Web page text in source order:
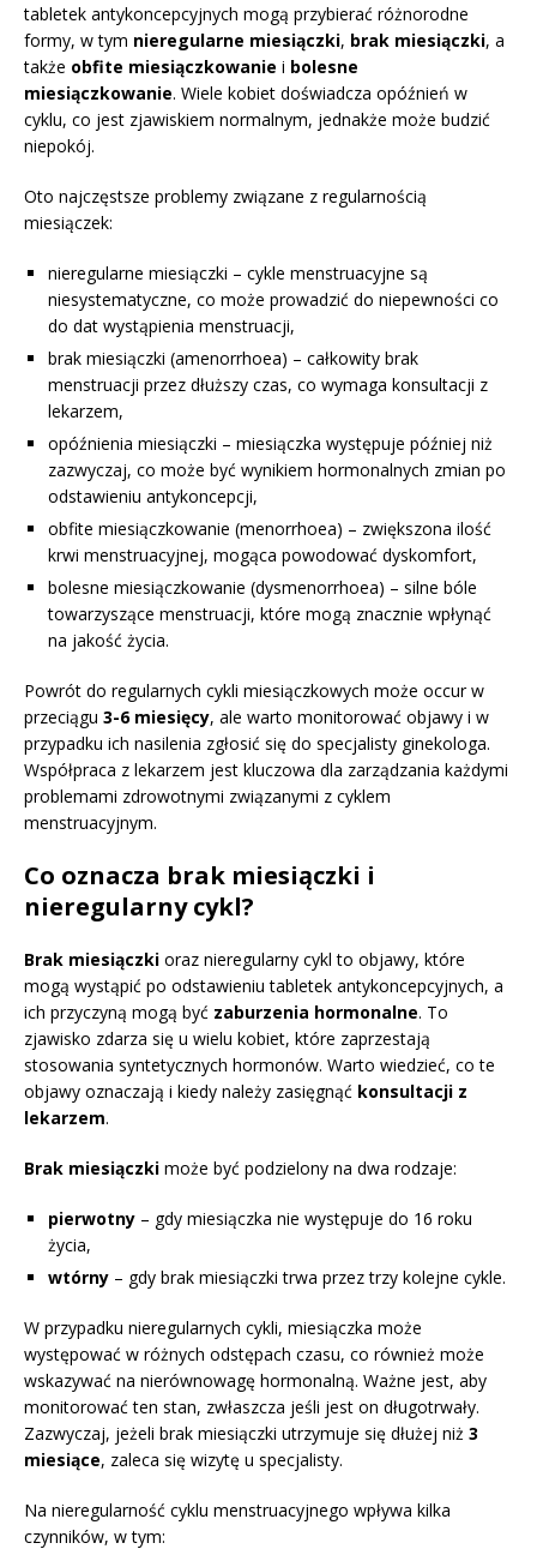
tabletek antykoncepcyjnych mogą przybierać różnorodne
formy, w tym nieregularne miesiączki, brak miesiączki, a
także obfite miesiączkowanie i bolesne
miesiączkowanie. Wiele kobiet doświadcza opóźnień w
cyklu, co jest zjawiskiem normalnym, jednakże może budzić
niepokój.
Oto najczęstsze problemy związane z regularnością
miesiączek:
nieregularne miesiączki – cykle menstruacyjne są
niesystematyczne, co może prowadzić do niepewności co
do dat wystąpienia menstruacji,
brak miesiączki (amenorrhoea) – całkowity brak
menstruacji przez dłuższy czas, co wymaga konsultacji z
lekarzem,
opóźnienia miesiączki – miesiączka występuje później niż
zazwyczaj, co może być wynikiem hormonalnych zmian po
odstawieniu antykoncepcji,
obfite miesiączkowanie (menorrhoea) – zwiększona ilość
krwi menstruacyjnej, mogąca powodować dyskomfort,
bolesne miesiączkowanie (dysmenorrhoea) – silne bóle
towarzyszące menstruacji, które mogą znacznie wpłynąć
na jakość życia.
Powrót do regularnych cykli miesiączkowych może occur w
przeciągu 3-6 miesięcy, ale warto monitorować objawy i w
przypadku ich nasilenia zgłosić się do specjalisty ginekologa.
Współpraca z lekarzem jest kluczowa dla zarządzania każdymi
problemami zdrowotnymi związanymi z cyklem
menstruacyjnym.
Co oznacza brak miesiączki i
nieregularny cykl?
Brak miesiączki oraz nieregularny cykl to objawy, które
mogą wystąpić po odstawieniu tabletek antykoncepcyjnych, a
ich przyczyną mogą być zaburzenia hormonalne. To
zjawisko zdarza się u wielu kobiet, które zaprzestają
stosowania syntetycznych hormonów. Warto wiedzieć, co te
objawy oznaczają i kiedy należy zasięgnąć konsultacji z
lekarzem.
Brak miesiączki może być podzielony na dwa rodzaje:
pierwotny – gdy miesiączka nie występuje do 16 roku
życia,
wtórny – gdy brak miesiączki trwa przez trzy kolejne cykle.
W przypadku nieregularnych cykli, miesiączka może
występować w różnych odstępach czasu, co również może
wskazywać na nierównowagę hormonalną. Ważne jest, aby
monitorować ten stan, zwłaszcza jeśli jest on długotrwały.
Zazwyczaj, jeżeli brak miesiączki utrzymuje się dłużej niż 3
miesiące, zaleca się wizytę u specjalisty.
Na nieregularność cyklu menstruacyjnego wpływa kilka
czynników, w tym: